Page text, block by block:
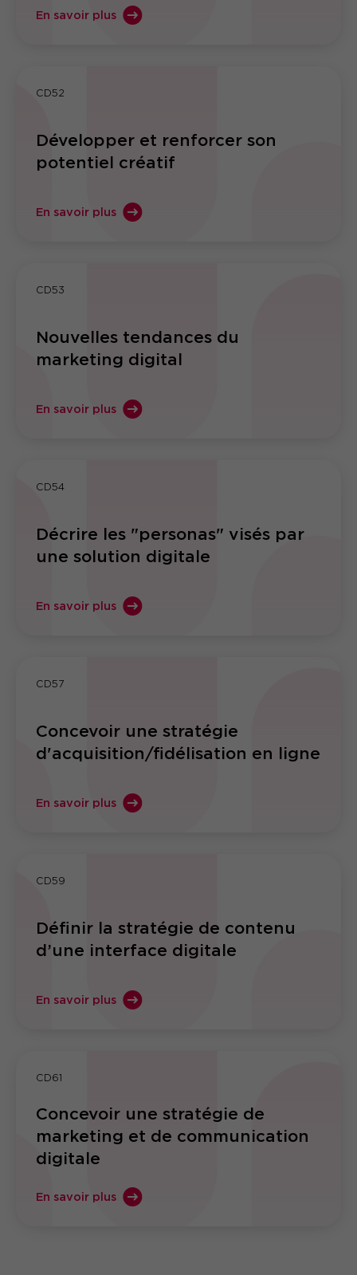
En savoir plus
CD52
Développer et renforcer son
potentiel créatif
En savoir plus
CD53
Nouvelles tendances du
marketing digital
En savoir plus
CD54
Décrire les "personas" visés par
une solution digitale
En savoir plus
CD57
Concevoir une stratégie
d'acquisition/fidélisation en ligne
En savoir plus
CD59
Définir la stratégie de contenu
d’une interface digitale
En savoir plus
CD61
Concevoir une stratégie de
marketing et de communication
digitale
En savoir plus